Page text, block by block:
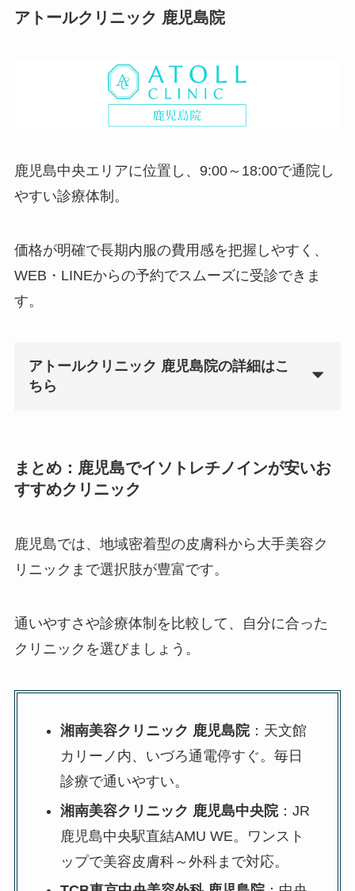
アトールクリニック 鹿児島院
鹿児島中央エリアに位置し、9:00～18:00で通院し
やすい診療体制。
価格が明確で長期内服の費用感を把握しやすく、
WEB・LINEからの予約でスムーズに受診できま
す。
アトールクリニック 鹿児島院の詳細はこ
ちら
まとめ：鹿児島でイソトレチノインが安いお
すすめクリニック
鹿児島では、地域密着型の皮膚科から大手美容ク
リニックまで選択肢が豊富です。
通いやすさや診療体制を比較して、自分に合った
クリニックを選びましょう。
湘南美容クリニック 鹿児島院：天文館
カリーノ内、いづろ通電停すぐ。毎日
診療で通いやすい。
湘南美容クリニック 鹿児島中央院：JR
鹿児島中央駅直結AMU WE。ワンスト
ップで美容皮膚科～外科まで対応。